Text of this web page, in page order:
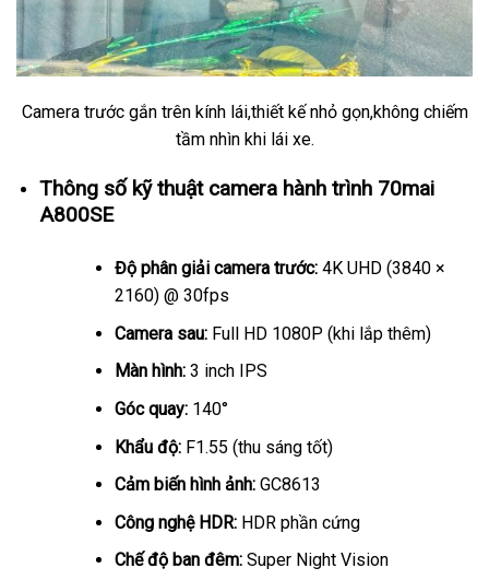
Camera trước gắn trên kính lái,thiết kế nhỏ gọn,không chiếm
tầm nhìn khi lái xe.
Thông số kỹ thuật camera hành trình 70mai
A800SE
Độ phân giải camera trước:4K UHD (3840 ×
2160) @ 30fps
Camera sau:Full HD 1080P (khi lắp thêm)
Màn hình:3 inch IPS
Góc quay:140°
Khẩu độ:F1.55 (thu sáng tốt)
Cảm biến hình ảnh:GC8613
Công nghệ HDR:HDR phần cứng
Chế độ ban đêm:Super Night Vision